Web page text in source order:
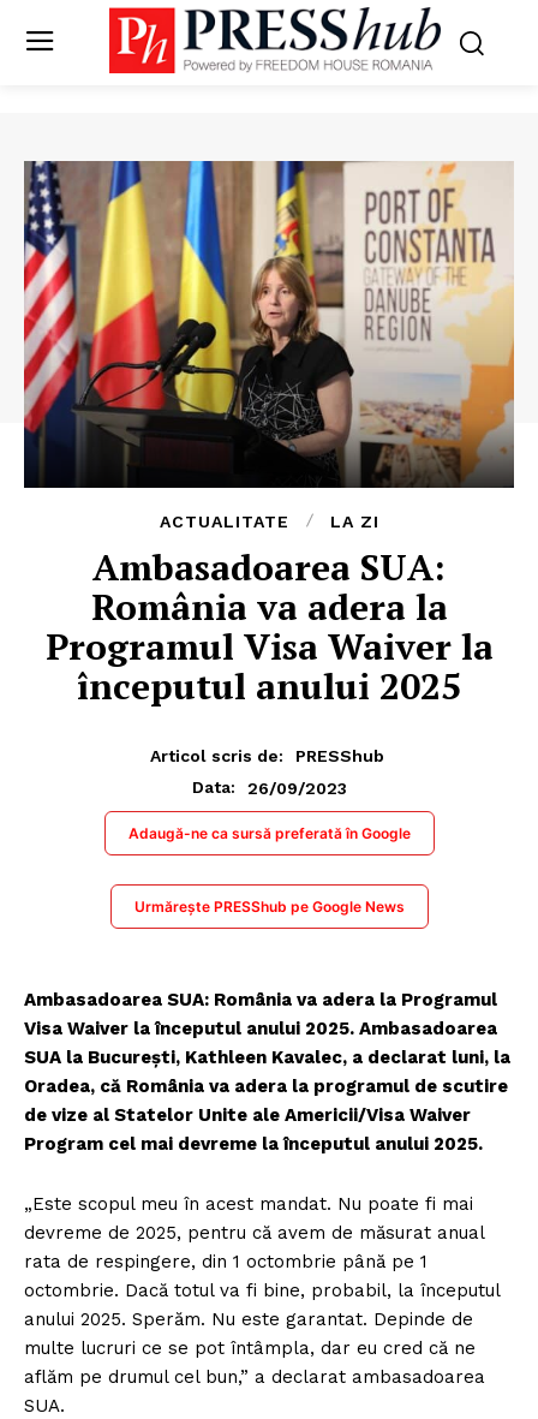
ACTUALITATE LA ZI
Ambasadoarea SUA:
România va adera la
Programul Visa Waiver la
începutul anului 2025
Articol scris de:
PRESShub
Data:
26/09/2023
Adaugă-ne ca sursă preferată în Google
Urmărește PRESShub pe Google News
Ambasadoarea SUA: România va adera la Programul
Visa Waiver la începutul anului 2025. Ambasadoarea
SUA la Bucureşti, Kathleen Kavalec, a declarat luni, la
Oradea, că România va adera la programul de scutire
de vize al Statelor Unite ale Americii/Visa Waiver
Program cel mai devreme la începutul anului 2025.
„Este scopul meu în acest mandat. Nu poate fi mai
devreme de 2025, pentru că avem de măsurat anual
rata de respingere, din 1 octombrie până pe 1
octombrie. Dacă totul va fi bine, probabil, la începutul
anului 2025. Sperăm. Nu este garantat. Depinde de
multe lucruri ce se pot întâmpla, dar eu cred că ne
aflăm pe drumul cel bun,” a declarat ambasadoarea
SUA.